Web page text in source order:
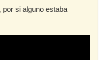
por si alguno estaba